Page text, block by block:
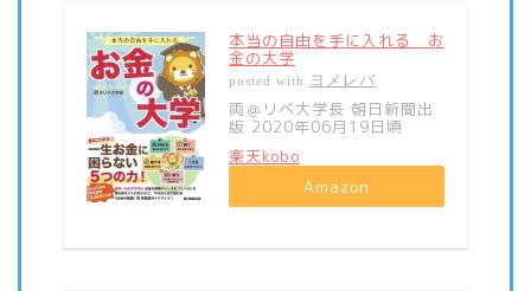
本当の自由を手に入れる お
金の大学
posted with ヨメレバ
両＠リベ大学長 朝日新聞出
版 2020年06月19日頃
楽天kobo
Amazon